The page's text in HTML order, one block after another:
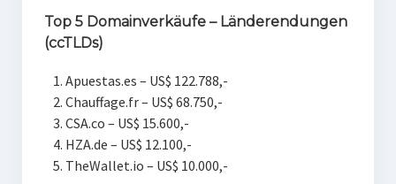
Top 5 Domainverkäufe – Länderendungen
(ccTLDs)
Apuestas.es – US$ 122.788,-
Chauffage.fr – US$ 68.750,-
CSA.co – US$ 15.600,-
HZA.de – US$ 12.100,-
TheWallet.io – US$ 10.000,-